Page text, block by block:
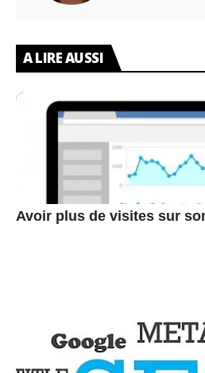
A LIRE AUSSI
Avoir plus de visites sur